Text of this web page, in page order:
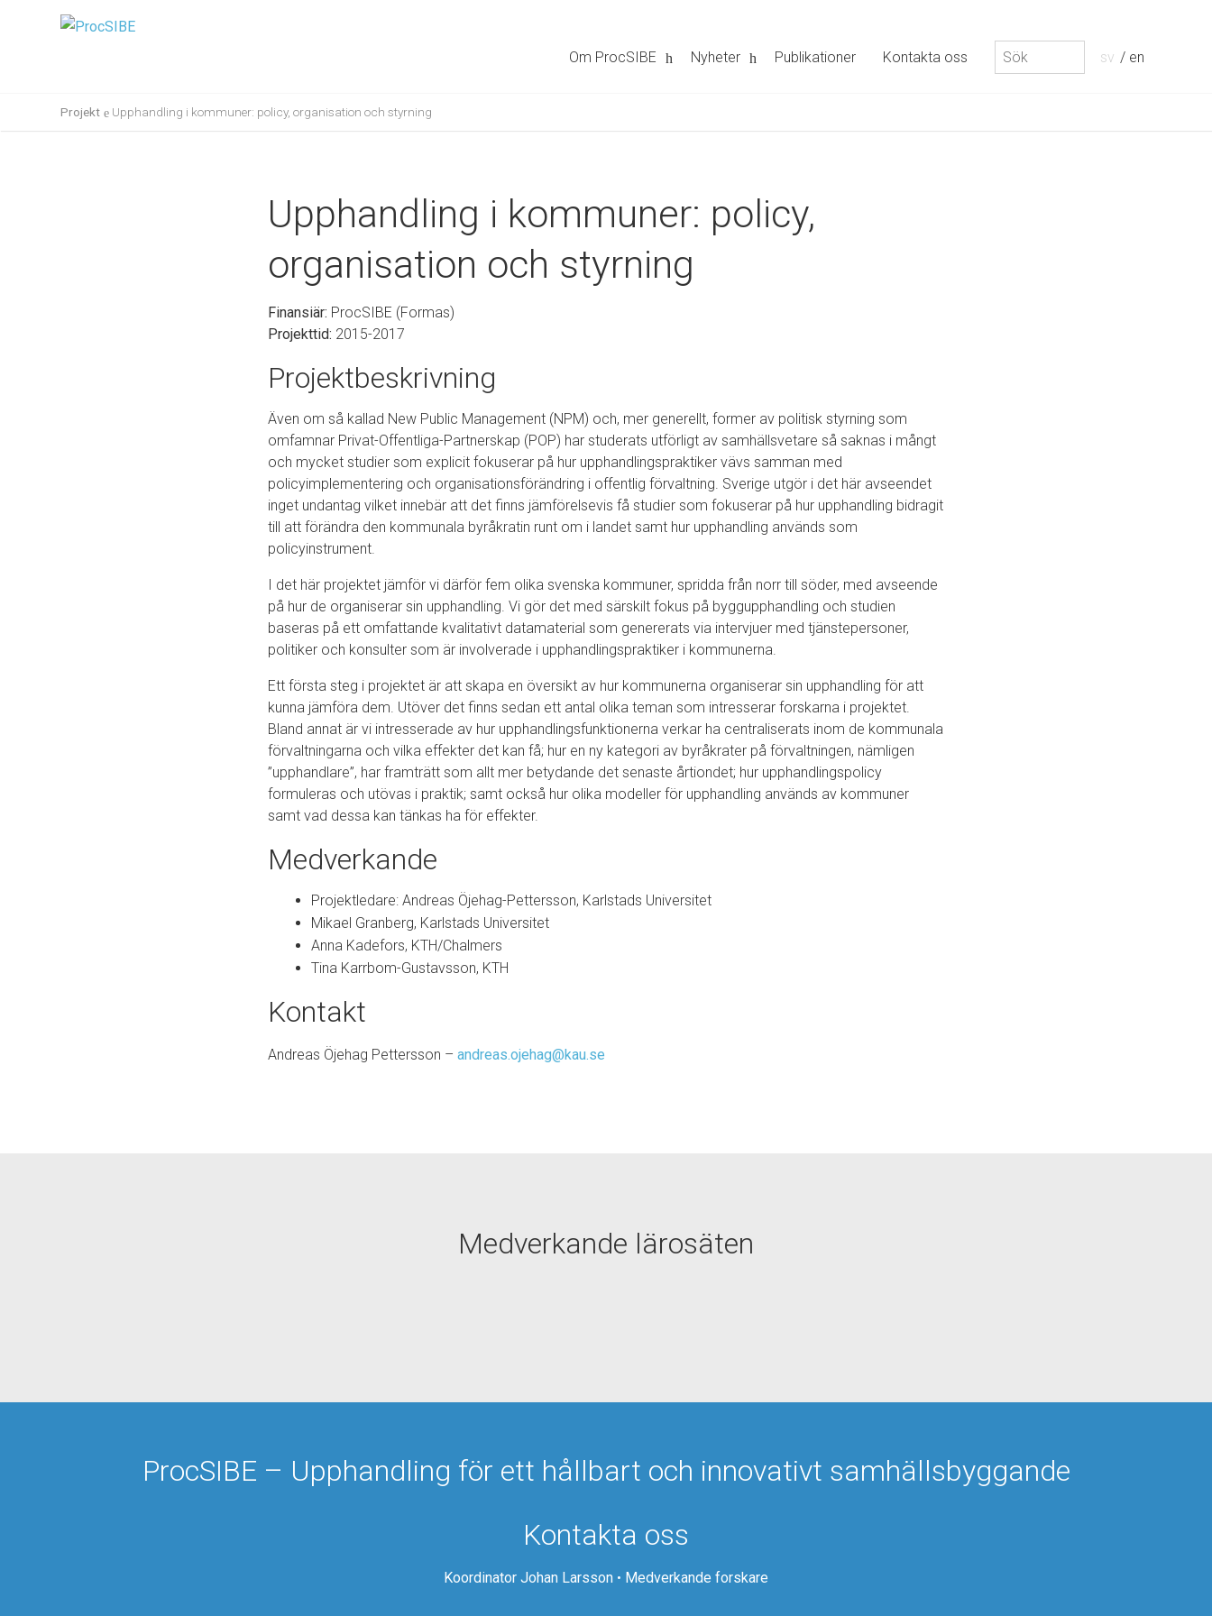
Om ProcSIBE Nyheter Publikationer Kontakta oss
Sök
efter:
sv en
Projekt Upphandling i kommuner: policy, organisation och styrning
Upphandling i kommuner: policy,
organisation och styrning
Finansiär: ProcSIBE (Formas)
Projekttid: 2015-2017
Projektbeskrivning
Även om så kallad New Public Management (NPM) och, mer generellt, former av politisk styrning som
omfamnar Privat-Offentliga-Partnerskap (POP) har studerats utförligt av samhällsvetare så saknas i mångt
och mycket studier som explicit fokuserar på hur upphandlingspraktiker vävs samman med
policyimplementering och organisationsförändring i offentlig förvaltning. Sverige utgör i det här avseendet
inget undantag vilket innebär att det finns jämförelsevis få studier som fokuserar på hur upphandling bidragit
till att förändra den kommunala byråkratin runt om i landet samt hur upphandling används som
policyinstrument.
I det här projektet jämför vi därför fem olika svenska kommuner, spridda från norr till söder, med avseende
på hur de organiserar sin upphandling. Vi gör det med särskilt fokus på byggupphandling och studien
baseras på ett omfattande kvalitativt datamaterial som genererats via intervjuer med tjänstepersoner,
politiker och konsulter som är involverade i upphandlingspraktiker i kommunerna.
Ett första steg i projektet är att skapa en översikt av hur kommunerna organiserar sin upphandling för att
kunna jämföra dem. Utöver det finns sedan ett antal olika teman som intresserar forskarna i projektet.
Bland annat är vi intresserade av hur upphandlingsfunktionerna verkar ha centraliserats inom de kommunala
förvaltningarna och vilka effekter det kan få; hur en ny kategori av byråkrater på förvaltningen, nämligen
”upphandlare”, har framträtt som allt mer betydande det senaste årtiondet; hur upphandlingspolicy
formuleras och utövas i praktik; samt också hur olika modeller för upphandling används av kommuner
samt vad dessa kan tänkas ha för effekter.
Medverkande
Projektledare: Andreas Öjehag-Pettersson, Karlstads Universitet
Mikael Granberg, Karlstads Universitet
Anna Kadefors, KTH/Chalmers
Tina Karrbom-Gustavsson, KTH
Kontakt
Andreas Öjehag Pettersson – andreas.ojehag@kau.se
Medverkande lärosäten
ProcSIBE – Upphandling för ett hållbart och innovativt samhällsbyggande
Kontakta oss
Koordinator Johan Larsson • Medverkande forskare